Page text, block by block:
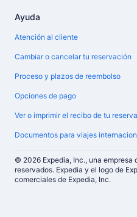
Ayuda
Atención al cliente
Cambiar o cancelar tu reservación
Proceso y plazos de reembolso
Opciones de pago
Ver o imprimir el recibo de tu
Documentos para viajes
© 2026 Expedia, Inc., una empresa
reservados. Expedia y el logo de
comerciales de Expedia, Inc.